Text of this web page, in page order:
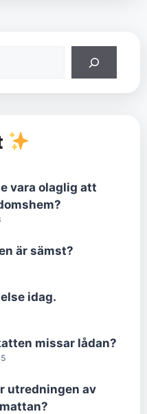
vara olaglig att
är sämst?
idag.
missar lådan?
utredningen av